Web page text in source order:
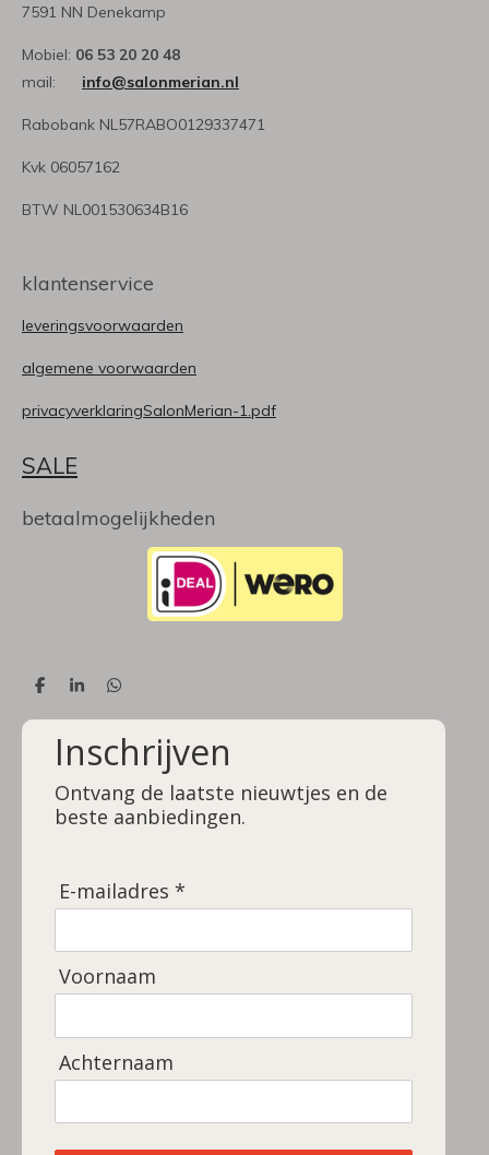
7591 NN Denekamp
Mobiel: 06 53 20 20 48
mail: info@salonmerian.nl
Rabobank NL57RABO0129337471
Kvk 06057162
BTW NL001530634B16
klantenservice
leveringsvoorwaarden
algemene voorwaarden
privacyverklaringSalonMerian-1.pdf
SALE
betaalmogelijkheden
D
l
S
a
e
D
l
Inschrijven
Ontvang de laatste nieuwtjes en de
beste aanbiedingen.
E-mailadres *
Voornaam
Achternaam